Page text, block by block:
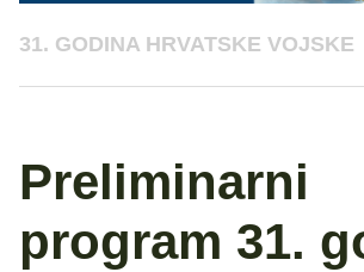
31. GODINA HRVATSKE VOJSKE
Preliminarni
program 31.